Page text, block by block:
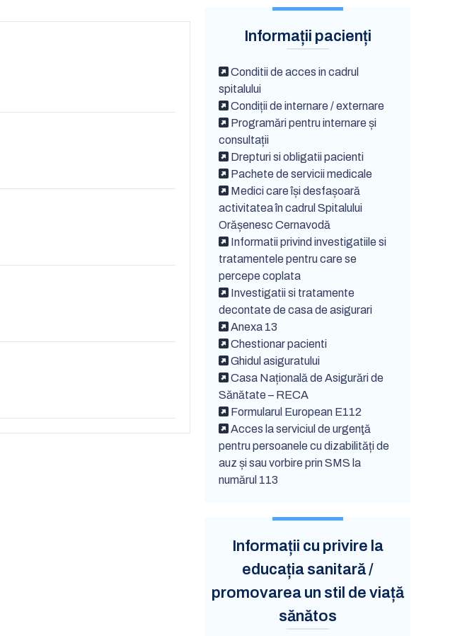
Informații pacienți
Conditii de acces in cadrul
spitalului
Condiții de internare / externare
Programări pentru internare și
consultații
Drepturi si obligatii pacienti
Pachete de servicii medicale
Medici care își desfașoară
activitatea în cadrul Spitalului
Orășenesc Cernavodă
Informatii privind investigatiile si
tratamentele pentru care se
percepe coplata
Investigatii si tratamente
decontate de casa de asigurari
Anexa 13
Chestionar pacienti
Ghidul asiguratului
Casa Națională de Asigurări de
Sănătate – RECA
Formularul European E112
Acces la serviciul de urgenţă
pentru persoanele cu dizabilități de
auz și sau vorbire prin SMS la
numărul 113
Informații cu privire la
educația sanitară /
promovarea un stil de viață
sănătos